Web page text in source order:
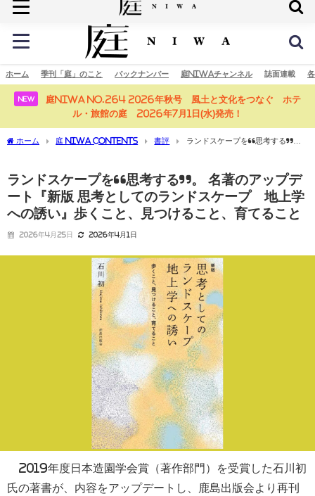
庭の未来へ
ホーム 季刊「庭」のこと バックナンバー 庭NIWAチャンネル 誌面連載
NEW
庭NIWA No.264 2026年秋号 風土と文化をつなぐ ホテ
ル・旅館の庭 2026年7月1日(水)発売！
ホーム 庭 NIWA CONTENTS 書評
ランドスケープを“思考する”。
ランドスケープを“思考する”。 名著のアップデ
ート『新版 思考としてのランドスケープ 地上学
への誘い』歩くこと、見つけること、育てること
2026年4月25日 2026年4月1日
2019年度日本造園学会賞（著作部門）を受賞した石川初
氏の著書が、内容をアップデートし、鹿島出版会より再刊